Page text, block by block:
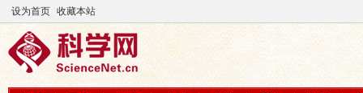
设为首页 收藏本站